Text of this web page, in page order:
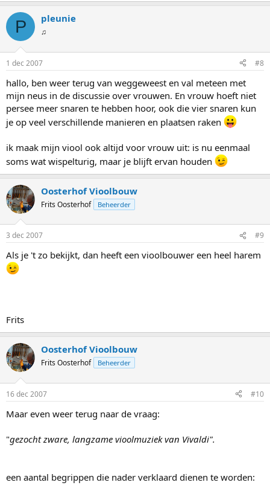
P pleunie
♫
1 dec 2007 #8
hallo, ben weer terug van weggeweest en val meteen met
mijn neus in de discussie over vrouwen. En vrouw hoeft niet
persee meer snaren te hebben hoor, ook die vier snaren kun
je op veel verschillende manieren en plaatsen raken
ik maak mijn viool ook altijd voor vrouw uit: is nu eenmaal
soms wat wispelturig, maar je blijft ervan houden
Oosterhof Vioolbouw
Frits Oosterhof Beheerder
3 dec 2007 #9
Als je 't zo bekijkt, dan heeft een vioolbouwer een heel harem
Frits
Oosterhof Vioolbouw
Frits Oosterhof Beheerder
16 dec 2007 #10
Maar even weer terug naar de vraag:
"gezocht zware, langzame vioolmuziek van Vivaldi".
een aantal begrippen die nader verklaard dienen te worden: